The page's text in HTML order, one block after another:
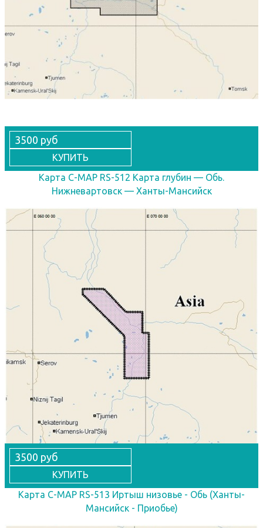
3500 руб
КУПИТЬ
Карта C-MAP RS-512 Карта глубин — Обь.
Нижневартовск — Ханты-Мансийск
3500 руб
КУПИТЬ
Карта C-MAP RS-513 Иртыш низовье - Обь (Ханты-
Мансийск - Приобье)